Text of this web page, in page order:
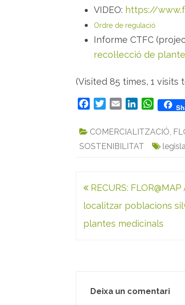
VIDEO: https://
Ordre de regulació
Informe CTFC
recol·lecció de
(Visited 85 times, 1 visits
c
b
k
i
t
a
l
n
e
n
W
a
s
p
COMERCIALITZACIÓ,
SOSTENIBILITAT
Navegació
d'entrades
RECURS:
localitzar poblacions
plantes medicinals
Deixa un comentari